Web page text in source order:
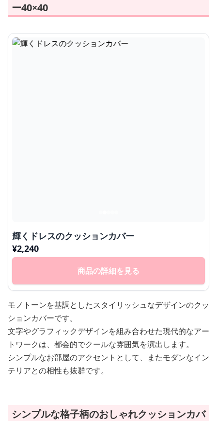
ー40×40
輝くドレスのクッションカバー
¥2,240
商品の詳細を見る
モノトーンを基調としたスタイリッシュなデザインのクッ
ションカバーです。
文字やグラフィックデザインを組み合わせた現代的なアー
トワークは、都会的でクールな雰囲気を演出します。
シンプルなお部屋のアクセントとして、またモダンなイン
テリアとの相性も抜群です。
シンプルな格子柄のおしゃれクッションカバ